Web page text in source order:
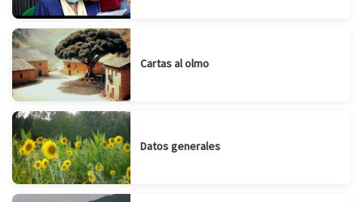
Cartas al olmo
Datos generales